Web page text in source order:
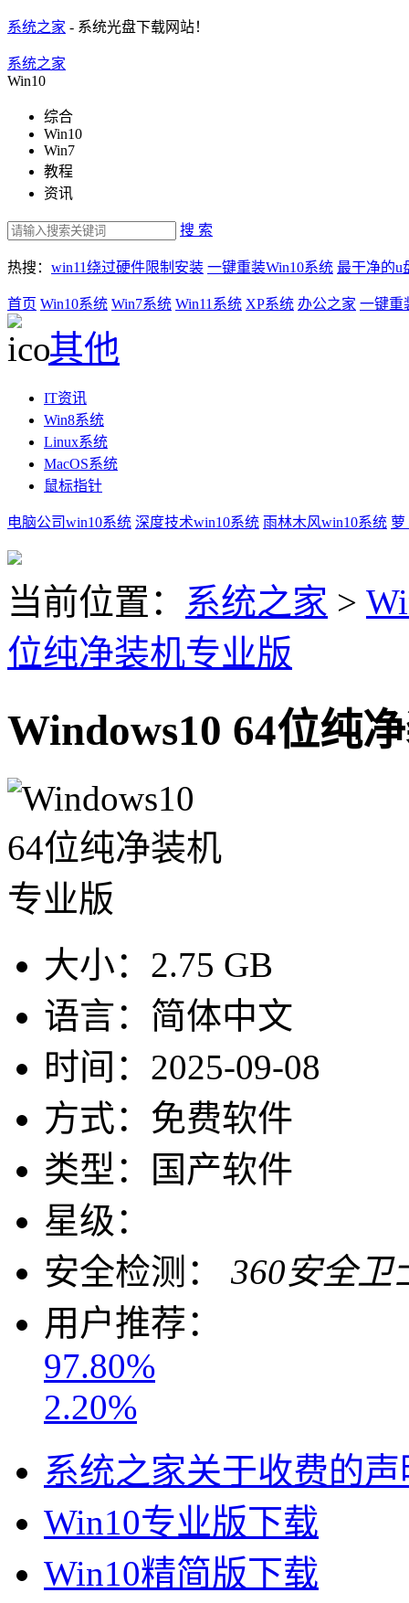
系统之家 - 系统光盘下载网站！
系统之家
Win10
综合
Win10
Win7
教程
资讯
搜 索
热搜： win11绕过硬件限制安装 一键重装Win10系统 最干净的u
首页 Win10系统 Win7系统 Win11系统 XP系统 办公之家 一键重
其他
IT资讯
Win8系统
Linux系统
MacOS系统
鼠标指针
电脑公司win10系统 深度技术win10系统 雨林木风win10系统 萝
当前位置： 系统之家 >
位纯净装机专业版
Windows10 64位纯
大小： 2.75 GB
语言： 简体中文
时间： 2025-09-08
方式： 免费软件
类型：
国产软件
星级：
安全检测：
360安全卫
用户推荐：
97.80%
2.20%
系统之家关于收费的声
Win10专业版下载
Win10精简版下载